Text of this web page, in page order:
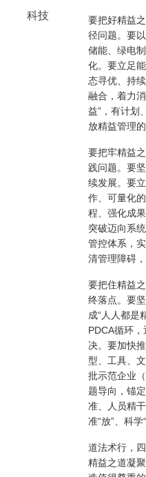
科技
要把好精益
径问题。要
储能、绿电
化。要立足
态寻优、持
融合，着力
益”，有计划
放精益管理的
要把牢精益
践问题。要
续发展。要
作、可量化
程、强化成
突破迈向系
管控体系，
清管理障碍
要把住精益
终落点。要
成“人人都是
PDCA循环
决。要加快
型、工具、
批示范企业
题导向，锚
准、人员精
准“放”、科学
道法术行，
精益之道凝